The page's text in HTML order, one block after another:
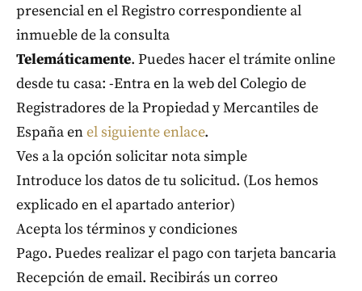
presencial en el Registro correspondiente al
inmueble de la consulta
Telemáticamente. Puedes hacer el trámite online
desde tu casa: -Entra en la web del Colegio de
Registradores de la Propiedad y Mercantiles de
España enel siguiente enlace.
Ves a la opción solicitar nota simple
Introduce los datos de tu solicitud. (Los hemos
explicado en el apartado anterior)
Acepta los términos y condiciones
Pago. Puedes realizar el pago con tarjeta bancaria
Recepción de email. Recibirás un correo